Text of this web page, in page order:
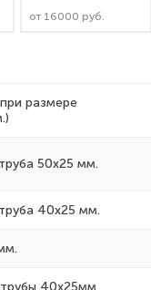
от 16000 руб.
размере
50х25 мм.
40х25 мм.
40х25мм